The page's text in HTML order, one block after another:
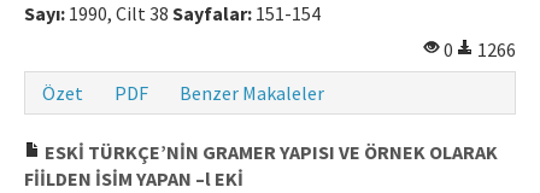
Sayı: 1990, Cilt 38 Sayfalar: 151-154
0
1266
Özet
PDF Benzer Makaleler
ESKİ TÜRKÇE’NİN GRAMER YAPISI VE ÖRNEK OLARAK
FİİLDEN İSİM YAPAN –l EKİ